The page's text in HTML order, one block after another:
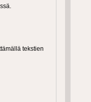
tekstien